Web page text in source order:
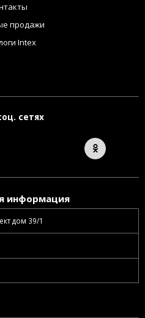
продажи
Intex
сетях
информация
дом 39/1